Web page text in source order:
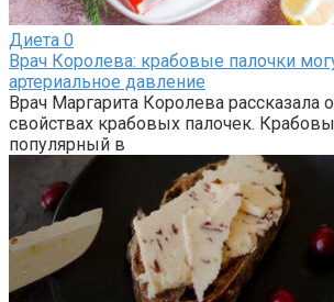
Диета 0
Врач Королева: крабовые палочки
артериальное давление
Врач Маргарита Королева рассказала
свойствах крабовых палочек.
популярный в